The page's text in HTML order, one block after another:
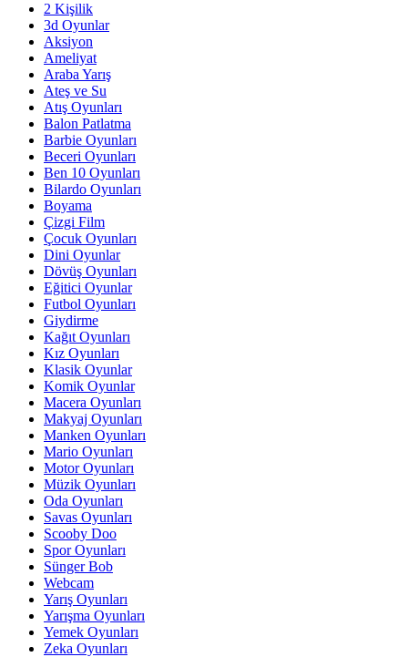
2 Kişilik
3d Oyunlar
Aksiyon
Ameliyat
Araba Yarış
Ateş ve Su
Atış Oyunları
Balon Patlatma
Barbie Oyunları
Beceri Oyunları
Ben 10 Oyunları
Bilardo Oyunları
Boyama
Çizgi Film
Çocuk Oyunları
Dini Oyunlar
Dövüş Oyunları
Eğitici Oyunlar
Futbol Oyunları
Giydirme
Kağıt Oyunları
Kız Oyunları
Klasik Oyunlar
Komik Oyunlar
Macera Oyunları
Makyaj Oyunları
Manken Oyunları
Mario Oyunları
Motor Oyunları
Müzik Oyunları
Oda Oyunları
Savas Oyunları
Scooby Doo
Spor Oyunları
Sünger Bob
Webcam
Yarış Oyunları
Yarışma Oyunları
Yemek Oyunları
Zeka Oyunları